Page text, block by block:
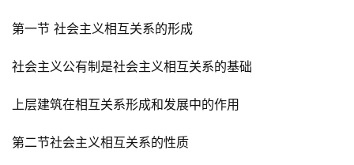
第一节 社会主义相互关系的形成
社会主义公有制是社会主义相互关系的基础
上层建筑在相互关系形成和发展中的作用
第二节社会主义相互关系的性质